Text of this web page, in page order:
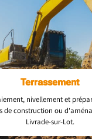
Terrassement
nivellement et
de construction ou
Livrade-sur-Lot.